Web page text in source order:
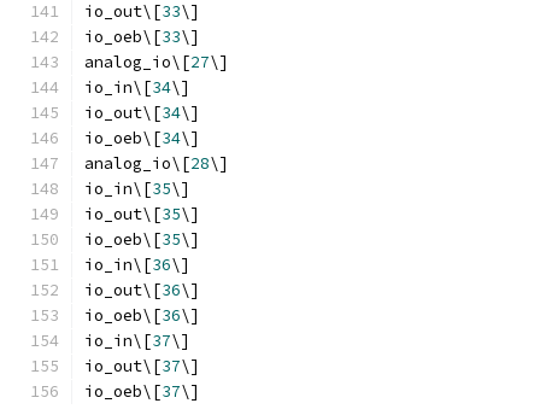
io_out\[33\]
io_oeb\[33\]
analog_io\[27\]
io_in\[34\]
io_out\[34\]
io_oeb\[34\]
analog_io\[28\]
io_in\[35\]
io_out\[35\]
io_oeb\[35\]
io_in\[36\]
io_out\[36\]
io_oeb\[36\]
io_in\[37\]
io_out\[37\]
io_oeb\[37\]